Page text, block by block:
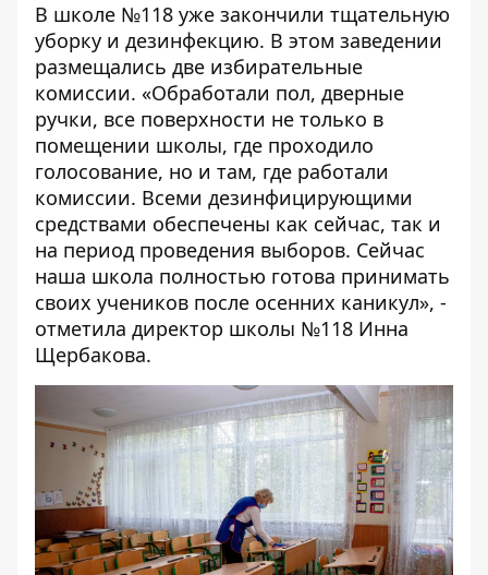
В школе №118 уже закончили тщательную
уборку и дезинфекцию. В этом заведении
размещались две избирательные
комиссии. «Обработали пол, дверные
ручки, все поверхности не только в
помещении школы, где проходило
голосование, но и там, где работали
комиссии. Всеми дезинфицирующими
средствами обеспечены как сейчас, так и
на период проведения выборов. Сейчас
наша школа полностью готова принимать
своих учеников после осенних каникул», -
отметила директор школы №118 Инна
Щербакова.